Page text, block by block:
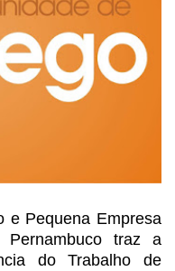
e Pequena Empresa
Pernambuco traz a
do Trabalho de